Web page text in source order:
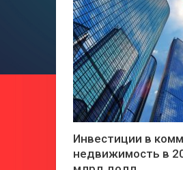
Инвестиции в
недвижимость в